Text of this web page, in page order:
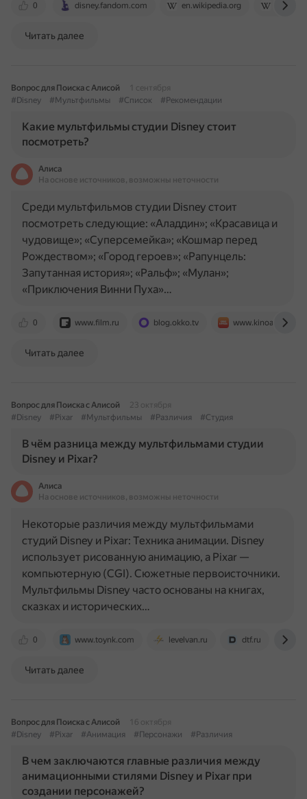
0 disney.fandom.com en.wikipedia.org
Читать далее
Вопрос для Поиска с Алисой
1 сентября
#Disney
#Мультфильмы #Список #Рекомендации
Какие мультфильмы студии Disney стоит
посмотреть?
Алиса
На основе источников, возможны неточности
0 www.film.ru blog.okko.tv www.kinoafisha.info
Среди мультфильмов студии Disney стоит
посмотреть следующие: «Аладдин»; «Красавица и
чудовище»; «Суперсемейка»; «Кошмар перед
Рождеством»; «Город героев»; «Рапунцель:
Запутанная история»; «Ральф»; «Мулан»;
«Приключения Винни Пуха»…
Читать далее
Вопрос для Поиска с Алисой
23 октября
#Disney
#Pixar #Мультфильмы #Различия #Студия
В чём разница между мультфильмами студии
Disney и Pixar?
Алиса
На основе источников, возможны неточности
0 www.toynk.com levelvan.ru dtf.ru
Некоторые различия между мультфильмами
студий Disney и Pixar: Техника анимации. Disney
использует рисованную анимацию, а Pixar —
компьютерную (CGI). Сюжетные первоисточники.
Мультфильмы Disney часто основаны на книгах,
сказках и исторических…
Читать далее
Вопрос для Поиска с Алисой
16 октября
#Disney
#Pixar #Анимация #Персонажи #Различия
В чем заключаются главные различия между
анимационными стилями Disney и Pixar при
создании персонажей?